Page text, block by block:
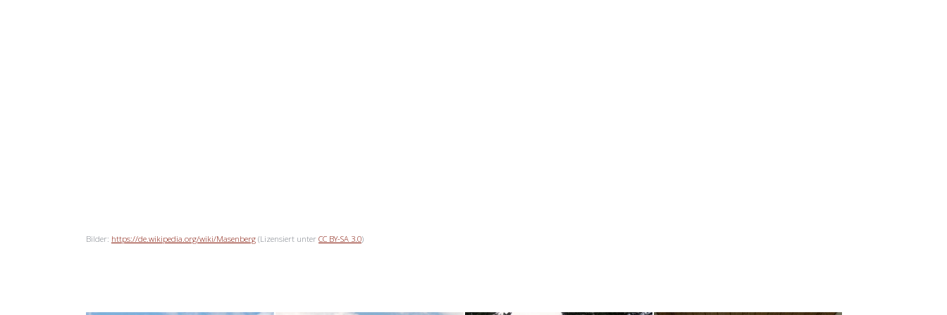
Bilder: https://de.wikipedia.org/wiki/Masenberg (Lizensiert unter CC BY-SA 3.0)